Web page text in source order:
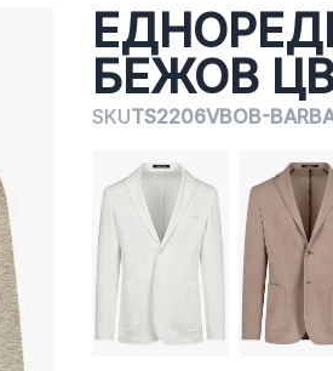
БЕЖОВ
SKUTS2206VBOB-